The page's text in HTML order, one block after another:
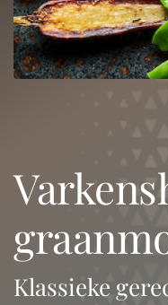
varkenshaasje in
Klassieke